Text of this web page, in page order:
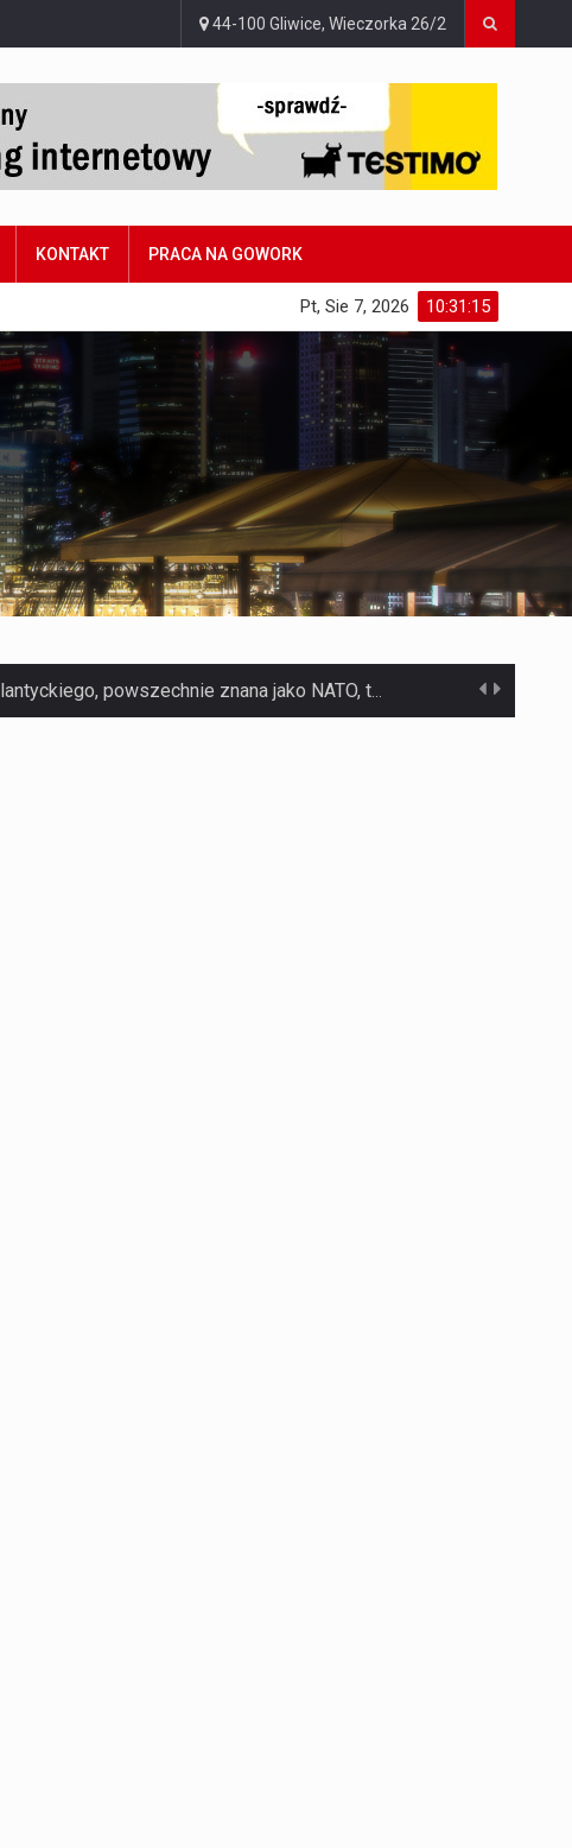
44-100 Gliwice, Wieczorka 26/2
KONTAKT PRACA NA GOWORK
10:31:16
Pt, Sie 7, 2026